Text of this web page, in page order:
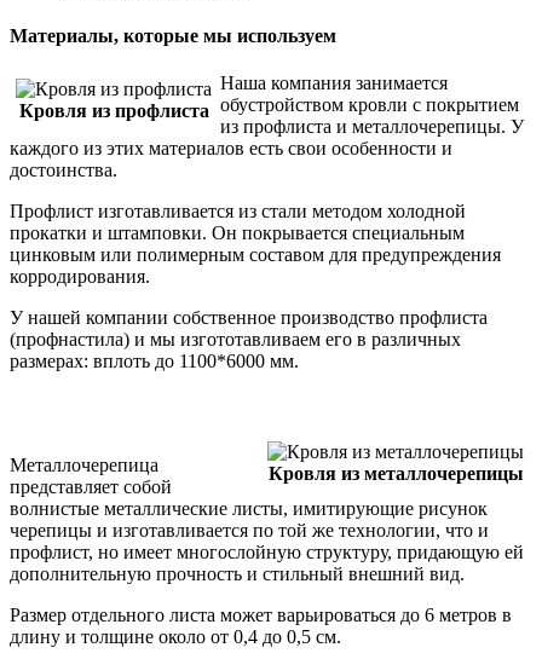
Материалы, которые мы используем
Кровля из профлиста
Наша компания занимается
обустройством кровли с покрытием
из профлиста и металлочерепицы. У
каждого из этих материалов есть свои особенности и
достоинства.
Профлист изготавливается из стали методом холодной
прокатки и штамповки. Он покрывается специальным
цинковым или полимерным составом для предупреждения
корродирования.
У нашей компании собственное производство профлиста
(профнастила) и мы изгототавливаем его в различных
размерах: вплоть до 1100*6000 мм.
Кровля из металлочерепицы
Металлочерепица
представляет собой
волнистые металлические листы, имитирующие рисунок
черепицы и изготавливается по той же технологии, что и
профлист, но имеет многослойную структуру, придающую ей
дополнительную прочность и стильный внешний вид.
Размер отдельного листа может варьироваться до 6 метров в
длину и толщине около от 0,4 до 0,5 см.